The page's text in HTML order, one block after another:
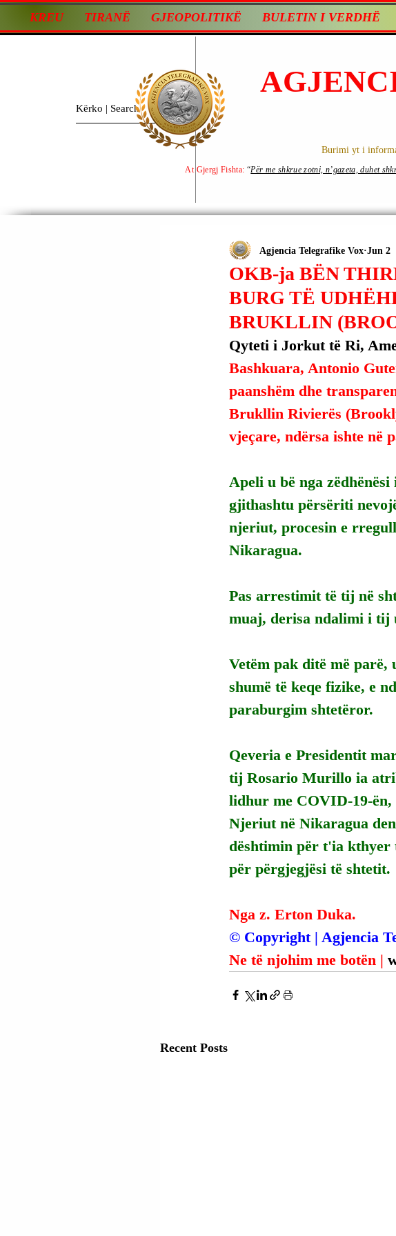
KREU TIRANË GJEOPOLITIKË BULETIN I VERDHË
Burimi yt i
At Gjergj Fishta: “Për me shkrue zotni, n’gazeta, duhet
OKB-ja BËN
BURG TË
BRUKLLIN
Agjencia Telegrafike Vox Jun 2
Qyteti i Jorkut të Ri,
Bashkuara, Antonio
paanshëm dhe
Brukllin Rivierës
vjeçare, ndërsa ishte në
Apeli u bë nga
gjithashtu përsëriti
njeriut, procesin e
Nikaragua.
Pas arrestimit të tij në
muaj, derisa ndalimi i tij
Vetëm pak ditë më
shumë të keqe fizike, e
paraburgim shtetëror.
Qeveria e Presidentit
tij Rosario Murillo ia
lidhur me COVID-19-
Njeriut në Nikaragua
dështimin për t'ia
për përgjegjësi të shtetit.
Nga z. Erton Duka.
© Copyright | Agjencia
Ne të njohim me botën |
Recent Posts